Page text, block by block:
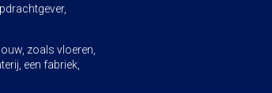
zoals vloeren,
een fabriek,